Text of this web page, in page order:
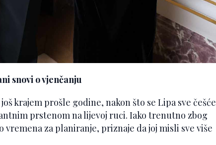
snovi o vjenčanju
krajem prošle godine, nakon što se Lipa sve češće
prstenom na lijevoj ruci. Iako trenutno zbog
vremena za planiranje, priznaje da joj misli sve više